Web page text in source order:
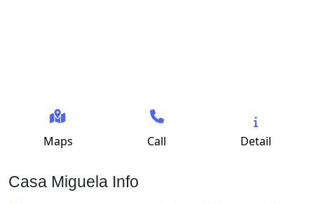
Maps Call Detail
Casa Miguela Info